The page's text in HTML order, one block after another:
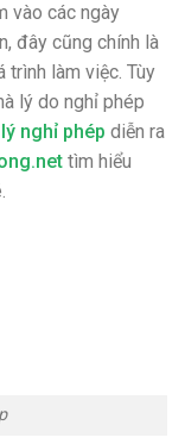
vào các ngày
đây cũng chính là
trình làm việc. Tùy
lý do nghỉ phép
nghỉ phép diễn ra
tìm hiểu